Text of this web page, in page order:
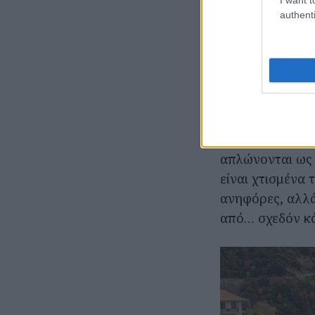
Σκεπασμένα
σπιτάκια του
κάνει να
απλώνονται ως
είναι
ανηφόρες,
από… σχεδόν